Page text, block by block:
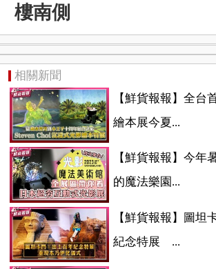
樓南側
相關新聞
【鮮貨報報】全台
繪本展今夏...
【鮮貨報報】今年
的魔法樂園...
【鮮貨報報】圖坦
紀念特展 ...